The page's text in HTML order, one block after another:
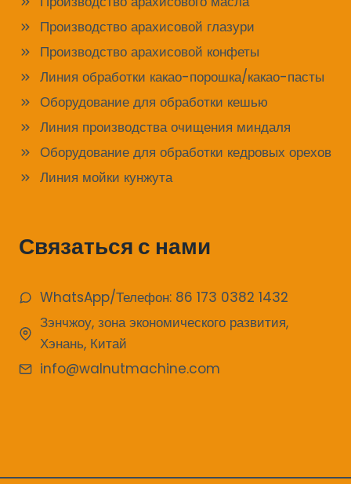
Производство арахисовой глазури
Производство арахисовой конфеты
Линия обработки какао-порошка/какао-пасты
Оборудование для обработки кешью
Линия производства очищения миндаля
Оборудование для обработки кедровых орехов
Линия мойки кунжута
Связаться с нами
WhatsApp/Телефон: 86 173 0382 1432
Зэнчжоу, зона экономического развития,
Хэнань, Китай
info@walnutmachine.com